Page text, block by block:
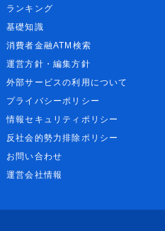
ランキング
基礎知識
消費者金融ATM検索
運営方針・編集方針
外部サービスの利用について
プライバシーポリシー
情報セキュリティポリシー
反社会的勢力排除ポリシー
お問い合わせ
運営会社情報